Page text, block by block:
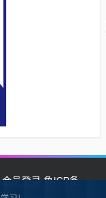
会员登录鲁ICP备